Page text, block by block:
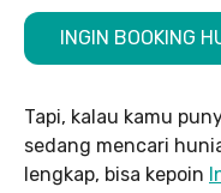
INGIN BOOKING
Tapi, kalau kamu
sedang mencari
lengkap, bisa kepoin